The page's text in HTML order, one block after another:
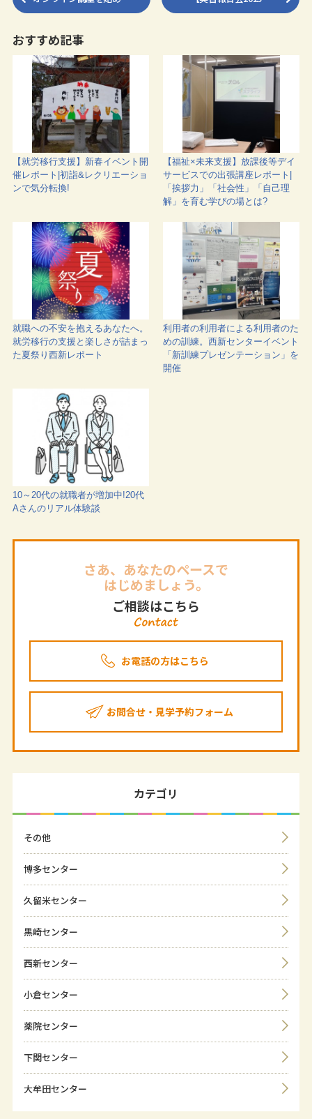
おすすめ記事
【就労移行支援】新春イベント開
催レポート|初詣&レクリエーショ
ンで気分転換!
【福祉×未来支援】放課後等デイ
サービスでの出張講座レポート|
「挨拶力」「社会性」「自己理
解」を育む学びの場とは?
就職への不安を抱えるあなたへ。
就労移行の支援と楽しさが詰まっ
た夏祭り西新レポート
利用者の利用者による利用者のた
めの訓練。西新センターイベント
「新訓練プレゼンテーション」を
開催
10～20代の就職者が増加中!20代
Aさんのリアル体験談
さあ、あなたのペースで
はじめましょう。
ご相談はこちら
お電話の方はこちら
お問合せ・見学予約フォーム
カテゴリ
その他
博多センター
久留米センター
黒崎センター
西新センター
小倉センター
薬院センター
下関センター
大牟田センター